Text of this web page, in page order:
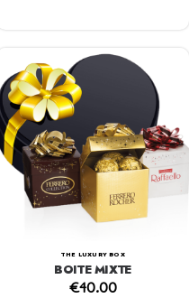
THE LUXURY BOX
BOITE MIXTE
€40.00